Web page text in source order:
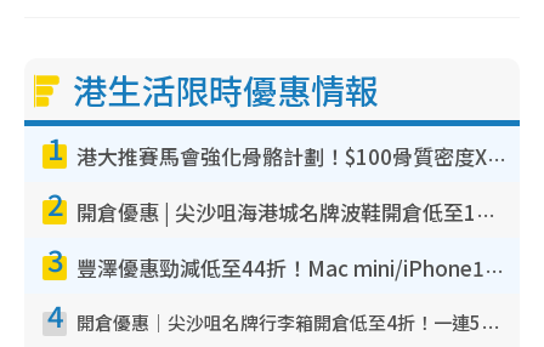
港生活限時優惠情報
1 港大推賽馬會強化骨骼計劃！$100骨質密度X光檢查 完成免費運動訓練送超市禮券！附參加資格
2 開倉優惠 | 尖沙咀海港城名牌波鞋開倉低至1折！On鞋$899起／Joy&Peace鞋履$98起
3 豐澤優惠勁減低至44折！Mac mini/iPhone17Pro大減價！廚房家電$220起
4 開倉優惠｜尖沙咀名牌行李箱開倉低至4折！一連5日 American Tourister/ace./Hallmark $200起！